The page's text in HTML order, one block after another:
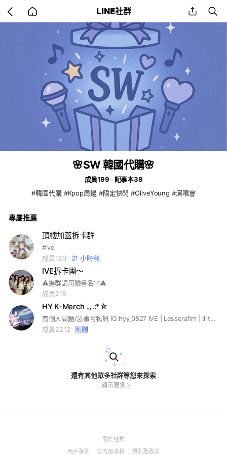
back
to
home
LINE社群 share
🌸SW 韓國代購🌸
成員199
記事本39
#韓國代購 #Kpop周邊 #限定快閃 #OliveYoung #演唱會
專屬推薦
頂樓加蓋拆卡群
#ive
成員120
21 小時前
IVE拆卡團～
⚠️進群請用臉書名字⚠️
成員215
HY K-Merch .｡.:*☆
有個人問題/急事可私訊 IG:hyy_0827 IVE | Lesserafim | Illit | Babymonster #周邊代購 #專輯 #手燈 #會員代辦
成員2212
剛剛
還有其他眾多社群等您來探索
顯示更多
關於社群(Open
用戶準則 (Open
官方部落格 (Open
規則及政策(Open